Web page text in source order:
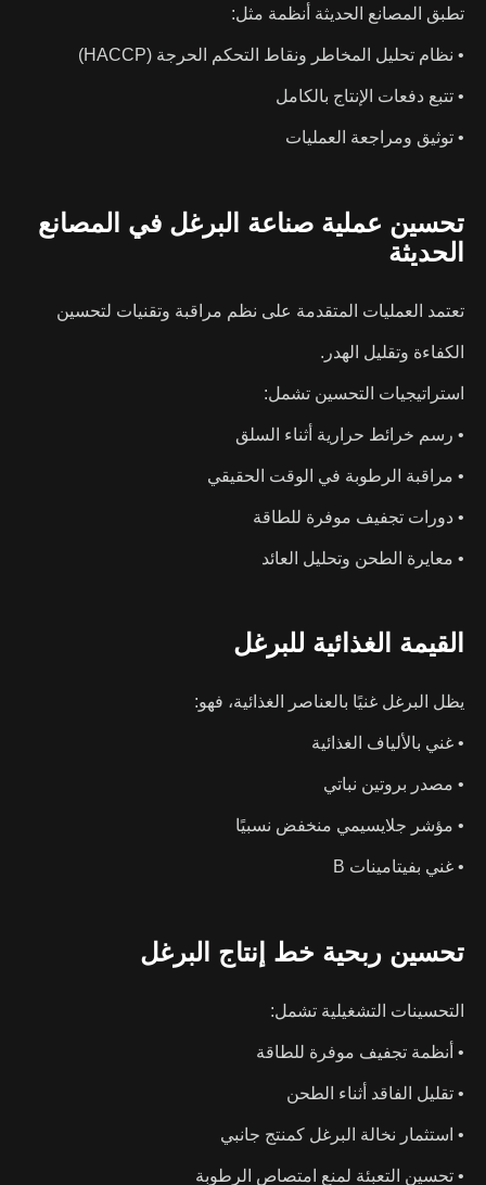
تطبق المصانع الحديثة أنظمة مثل:
• نظام تحليل المخاطر ونقاط التحكم الحرجة (HACCP)
• تتبع دفعات الإنتاج بالكامل
• توثيق ومراجعة العمليات
تحسين عملية صناعة البرغل في المصانع
الحديثة
تعتمد العمليات المتقدمة على نظم مراقبة وتقنيات لتحسين
الكفاءة وتقليل الهدر.
استراتيجيات التحسين تشمل:
• رسم خرائط حرارية أثناء السلق
• مراقبة الرطوبة في الوقت الحقيقي
• دورات تجفيف موفرة للطاقة
• معايرة الطحن وتحليل العائد
القيمة الغذائية للبرغل
يظل البرغل غنيًا بالعناصر الغذائية، فهو:
• غني بالألياف الغذائية
• مصدر بروتين نباتي
• مؤشر جلايسيمي منخفض نسبيًا
• غني بفيتامينات B
تحسين ربحية خط إنتاج البرغل
التحسينات التشغيلية تشمل:
• أنظمة تجفيف موفرة للطاقة
• تقليل الفاقد أثناء الطحن
• استثمار نخالة البرغل كمنتج جانبي
• تحسين التعبئة لمنع امتصاص الرطوبة